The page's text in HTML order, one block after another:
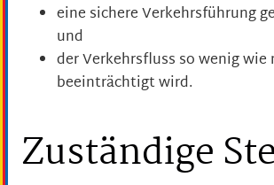
eine sichere Verkehrsführung
und
der Verkehrsfluss so wenig wie
beeinträchtigt wird.
Zuständige